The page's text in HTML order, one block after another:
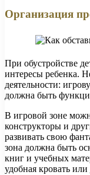
Организация
При обустройстве
интересы ребенка.
деятельности:
должна быть
В игровой зоне
конструкторы и
развивать свою
зона должна быть
книг и учебных
удобная кровать